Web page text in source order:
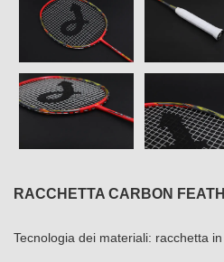
RACCHETTA CARBON
Tecnologia dei materiali: racchetta